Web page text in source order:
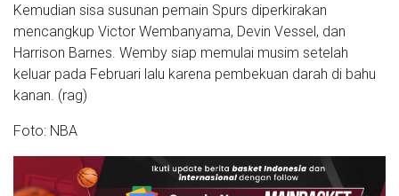
Kemudian sisa susunan pemain Spurs diperkirakan
mencangkup Victor Wembanyama, Devin Vessel, dan
Harrison Barnes. Wemby siap memulai musim setelah
keluar pada Februari lalu karena pembekuan darah di bahu
kanan. (rag)
Foto: NBA